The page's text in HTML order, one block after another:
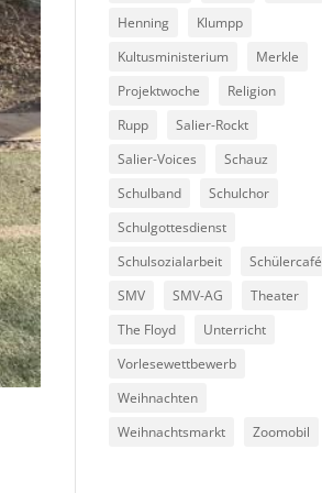
Henning
Klumpp
Kultusministerium
Merkle
Projektwoche
Religion
Rupp
Salier-Rockt
Salier-Voices
Schauz
Schulband
Schulchor
Schulgottesdienst
Schulsozialarbeit
Schülercafé
SMV
SMV-AG
Theater
The Floyd
Unterricht
Vorlesewettbewerb
Weihnachten
Weihnachtsmarkt
Zoomobil